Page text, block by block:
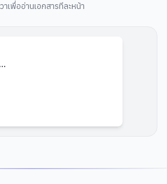
เพื่ออ่านเอกสารทีละหน้า